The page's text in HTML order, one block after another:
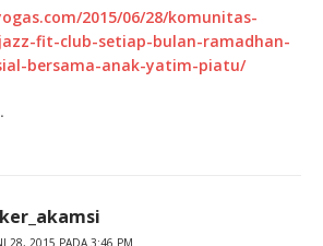
2015/06/28/komunitas-
fit-club-setiap-bulan-ramadhan-
bersama-anak-yatim-piatu/
28, 2015 PADA 3:46 PM